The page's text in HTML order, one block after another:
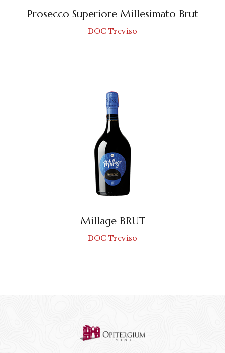
Prosecco Superiore Millesimato Brut
DOC Treviso
Millage BRUT
DOC Treviso